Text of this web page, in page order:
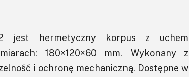
jest hermetyczny korpus z uchem
180×120×60 mm. Wykonany z
i ochronę mechaniczną. Dostępne w